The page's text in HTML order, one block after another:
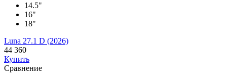
14.5"
16"
18"
Luna 27.1 D (2026)
44 360
Купить
Сравнение